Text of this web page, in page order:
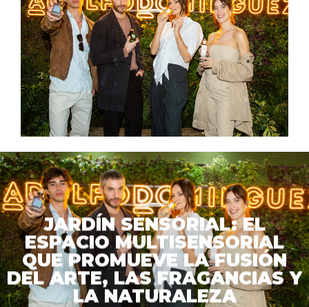
JARDÍN SENSORIAL: EL
ESPACIO MULTISENSORIAL
QUE PROMUEVE LA FUSIÓN
DEL ARTE, LAS FRAGANCIAS Y
LA NATURALEZA